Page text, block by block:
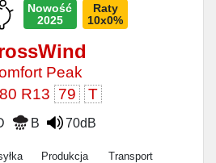
Nowość
2025
Raty
10x0%
Peak
R13 79 T
B 70dB
Produkcja Transport